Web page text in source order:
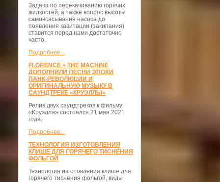
Задача по перекачиванию горячих
жидкостей, а также вопрос высоты
самовсасывания насоса до
появления кавитации (закипания)
ставится перед нами достаточно
часто.
Подробнее...
FLORENCE + THE MACHINE
ДОПОЛНИЛИ ПЕСНИ ЭПОХИ
ПАНК-РЕВОЛЮЦИИ И
ОРИГИНАЛЬНУЮ МУЗЫКУ В
САУНДТРЕКЕ «КРУЭЛЛЫ»
Релиз двух саундтреков к фильму
«Круэлла» состоялся 21 мая 2021
года.
Подробнее...
ТЕХНОЛОГИЯ ИЗГОТОВЛЕНИЯ
КЛИШЕ ДЛЯ ГОРЯЧЕГО ТИСНЕНИЯ
ФОЛЬГОЙ
Технология изготовления клише для
горячего тиснения фольгой, виды